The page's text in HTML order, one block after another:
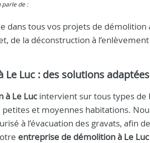
parle de :
dans tous vos projets de
de la déconstruction à
Luc : des solutions adaptées
à Le Luc intervient sur tous types de
et moyennes habitations.
à l’évacuation des gravats, afin
entreprise de démolition à Le Luc